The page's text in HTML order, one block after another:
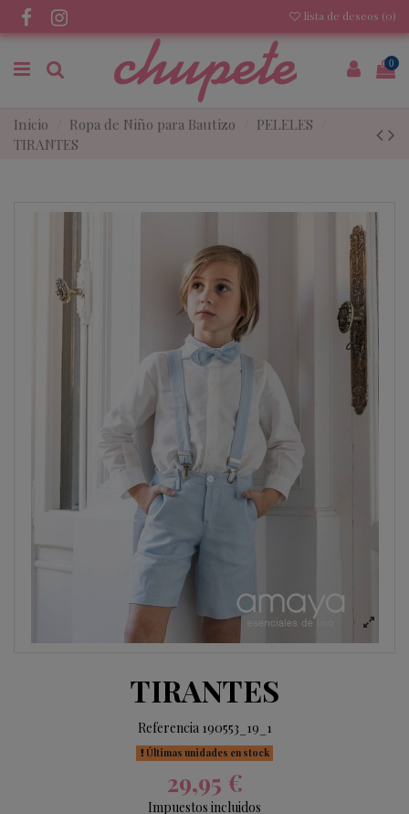
lista de deseos (0)
0
Inicio Ropa de Niño para Bautizo
PELELES
TIRANTES
TIRANTES
Referencia 190553_19_1
Últimas unidades en stock
29,95 €
Impuestos incluidos